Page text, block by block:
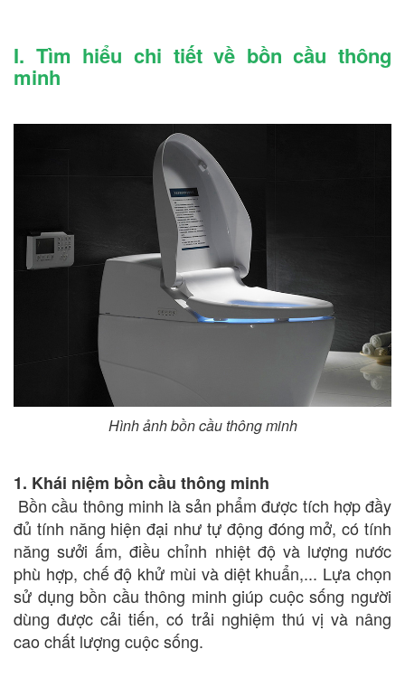
I. Tìm hiểu chi tiết về bồn cầu thông
minh
Hình ảnh bồn cầu thông minh
1. Khái niệm bồn cầu thông minh
Bồn cầu thông minh là sản phẩm được tích hợp đầy
đủ tính năng hiện đại như tự động đóng mở, có tính
năng sưởi ấm, điều chỉnh nhiệt độ và lượng nước
phù hợp, chế độ khử mùi và diệt khuẩn,... Lựa chọn
sử dụng bồn cầu thông minh giúp cuộc sống người
dùng được cải tiến, có trải nghiệm thú vị và nâng
cao chất lượng cuộc sống.